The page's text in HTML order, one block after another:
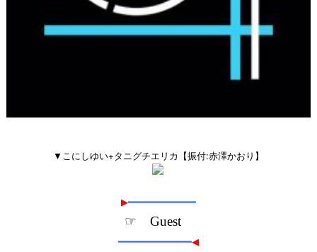
▼こにしゆい+タニグチエリカ【振付:赤澤かおり】
▶━━━━━━━━━━━━
☞ Guest
━━━━━━━━━━━━━◀